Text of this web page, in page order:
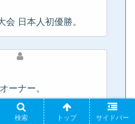
会 日本人初優勝。
ーナー。
年の老舗「菓匠 京
（超一流洋菓子店「ピ
検索 トップ サイドバー